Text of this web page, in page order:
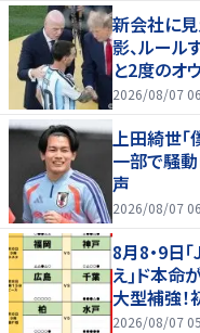
新会社に見
影、ルール
と2度のオ
2026/08/07
上田綺世「
一部で騒
声
2026/08/07
8月8・9日
え｣ド本命
大型補強！
2026/08/07